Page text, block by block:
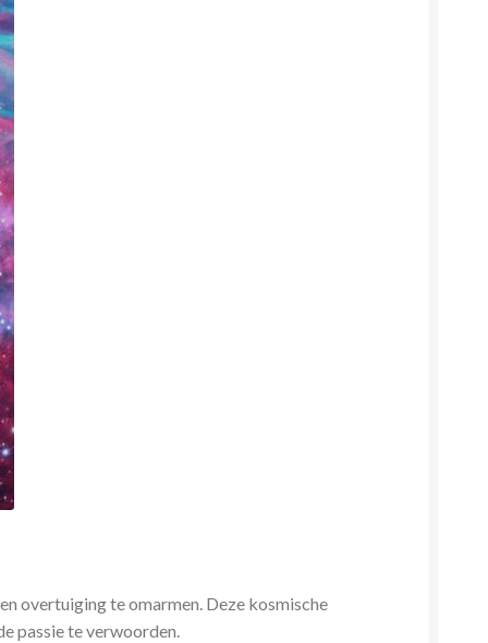
overtuiging te omarmen. Deze kosmische
passie te verwoorden.